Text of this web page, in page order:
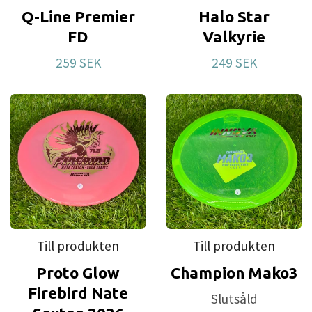
Q-Line Premier
FD
259 SEK
Halo Star
Valkyrie
249 SEK
Till produkten
Proto Glow
Firebird Nate
Till produkten
Champion Mako3
Slutsåld